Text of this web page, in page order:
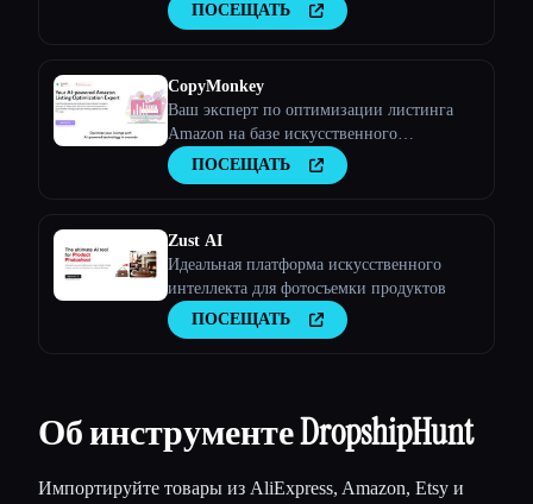
ПОСЕЩАТЬ
CopyMonkey
Ваш эксперт по оптимизации листинга
Amazon на базе искусственного
интеллекта
ПОСЕЩАТЬ
Zust AI
Идеальная платформа искусственного
интеллекта для фотосъемки продуктов
ПОСЕЩАТЬ
Об инструменте DropshipHunt
Импортируйте товары из AliExpress, Amazon, Etsy и